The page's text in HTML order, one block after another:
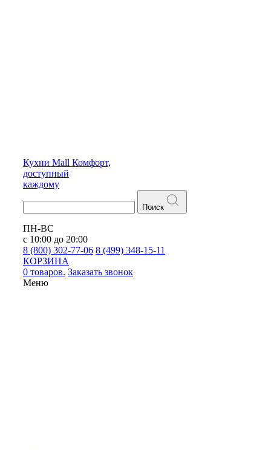
Кухни Mall Комфорт,
доступный
каждому
Поиск
ПН-ВС
с 10:00 до 20:00
8 (800) 302-77-06 8 (499) 348-15-11
КОРЗИНА
0 товаров. Заказать звонок
Меню